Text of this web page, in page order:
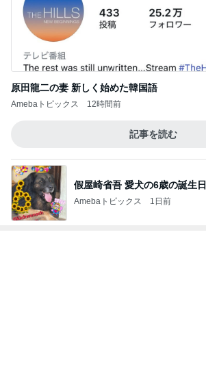
原田龍二の妻 新しく始めた韓国語
Amebaトピックス 12時間前
記事を読む
假屋崎省吾 愛犬の6歳の誕生日
Amebaトピックス 1日前